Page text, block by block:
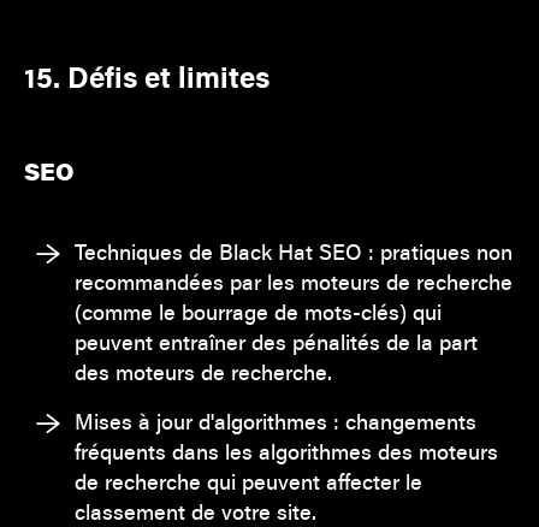
15. Défis et limites
SEO
Techniques de Black Hat SEO : pratiques non
recommandées par les moteurs de recherche
(comme le bourrage de mots-clés) qui
peuvent entraîner des pénalités de la part
des moteurs de recherche.
Mises à jour d'algorithmes : changements
fréquents dans les algorithmes des moteurs
de recherche qui peuvent affecter le
classement de votre site.